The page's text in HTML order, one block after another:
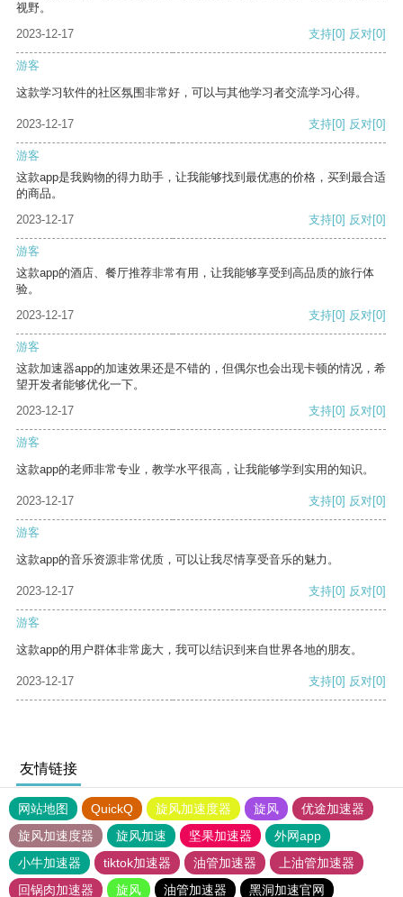
视野。
2023-12-17
支持[0] 反对[0]
游客
这款学习软件的社区氛围非常好，可以与其他学习者交流学习心得。
2023-12-17 支持[0] 反对[0]
游客
这款app是我购物的得力助手，让我能够找到最优惠的价格，买到最合适
的商品。
2023-12-17
支持[0] 反对[0]
游客
这款app的酒店、餐厅推荐非常有用，让我能够享受到高品质的旅行体
验。
2023-12-17
支持[0] 反对[0]
游客
这款加速器app的加速效果还是不错的，但偶尔也会出现卡顿的情况，希
望开发者能够优化一下。
2023-12-17
支持[0] 反对[0]
游客
这款app的老师非常专业，教学水平很高，让我能够学到实用的知识。
2023-12-17 支持[0] 反对[0]
游客
这款app的音乐资源非常优质，可以让我尽情享受音乐的魅力。
2023-12-17 支持[0] 反对[0]
游客
这款app的用户群体非常庞大，我可以结识到来自世界各地的朋友。
2023-12-17 支持[0] 反对[0]
友情链接
网站地图 QuickQ 旋风加速度器 旋风
优途加速器
旋风加速度器
旋风加速 坚果加速器
外网app
小牛加速器
tiktok加速器 油管加速器
上油管加速器
回锅肉加速器
旋风 油管加速器 黑洞加速官网